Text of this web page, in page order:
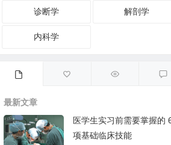
诊断学 解剖学
内科学
最新文章
医学生实习前需要掌握的
项基础临床技能